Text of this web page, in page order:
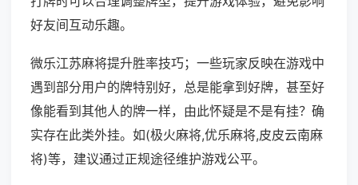
好友间互动乐趣。
微乐江苏麻将提升胜率技巧；一些玩家反映在游戏中
遇到部分用户的牌特别好，总是能拿到好牌，甚至好
像能看到其他人的牌一样，由此怀疑是不是有挂？确
实存在此类外挂。如(极火麻将,优乐麻将,皮皮云南麻
将)等，建议通过正规途径维护游戏公平。